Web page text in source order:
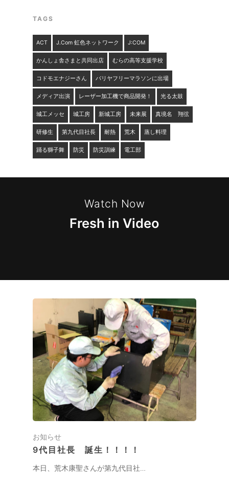
TAGS
ACT J.com 虹色ネットワーク J:COM
かんしょ舎さまと共同出店 むらの高等支援学校
コドモエナジーさん バリヤフリーマラソンに出場
メディア出演 レーザー加工機で商品開発！ 光る太鼓
城工メッセ 城工房 新城工房 未来展 真境名 翔弦
研修生 第九代目社長 耐熱 荒木 蒸し料理
踊る獅子舞 防災 防災訓練 電工部
Watch Now
Fresh in Video
お知らせ
9代目社長 誕生！！！！
本日、荒木康聖さんが第九代目社…